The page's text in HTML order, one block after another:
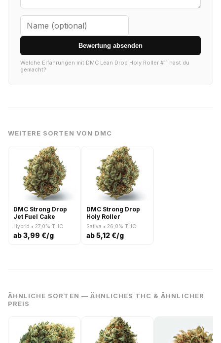
Bewertung absenden
Welche Erfahrungen mit DMC Lean Drop Holy Roller #11 hast du
gemacht?
WEITERE SORTEN VON DMC
DMC Strong Drop
Jet Fuel Cake
Hybrid • 27,0% THC
ab 3,99 €/g
DMC Strong Drop
Holy Roller
Sativa • 26,0% THC
ab 5,12 €/g
ÄHNLICHE SORTEN — ÄHNLICHES THC & ÄHNLICHER
PREIS